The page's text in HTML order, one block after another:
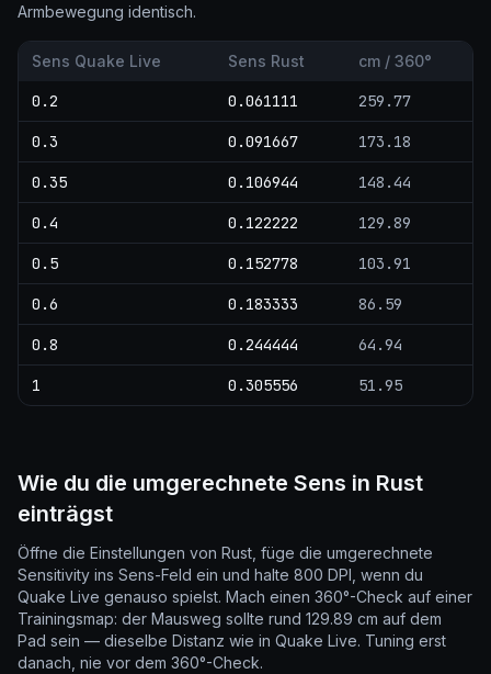
Armbewegung identisch.
Sens Quake Live Sens Rust cm / 360°
0.2 0.061111 259.77
0.3 0.091667 173.18
0.35 0.106944 148.44
0.4 0.122222 129.89
0.5 0.152778 103.91
0.6 0.183333 86.59
0.8 0.244444 64.94
1 0.305556 51.95
Wie du die umgerechnete Sens in Rust
einträgst
Öffne die Einstellungen von Rust, füge die umgerechnete
Sensitivity ins Sens-Feld ein und halte 800 DPI, wenn du
Quake Live genauso spielst. Mach einen 360°-Check auf einer
Trainingsmap: der Mausweg sollte rund 129.89 cm auf dem
Pad sein — dieselbe Distanz wie in Quake Live. Tuning erst
danach, nie vor dem 360°-Check.